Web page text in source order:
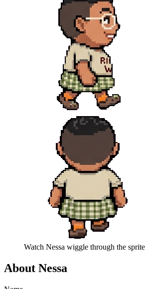
Watch Nessa wiggle through the sprite
About Nessa